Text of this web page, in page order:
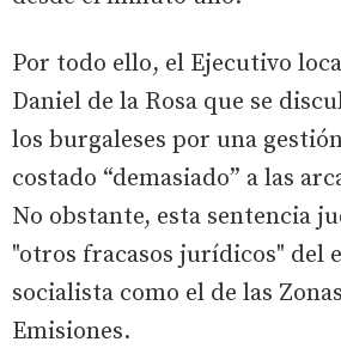
Por todo ello, el Ejecutivo
Daniel de la Rosa que se
los burgaleses por una
costado “demasiado” a las
No obstante, esta sentencia
"otros fracasos jurídicos" del
socialista como el de las
Emisiones.